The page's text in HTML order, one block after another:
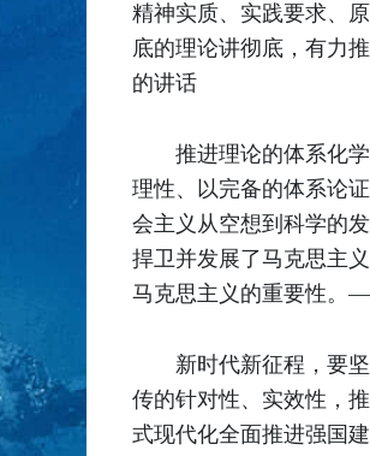
精神实质、实践要求、
底的理论讲彻底，有力
的讲话
推进理论的体系化
理性、以完备的体系论
会主义从空想到科学的
捍卫并发展了马克思主
马克思主义的重要性。
新时代新征程，要
传的针对性、实效性，
式现代化全面推进强国